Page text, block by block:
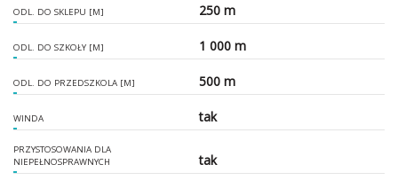
ODL. DO SKLEPU [M] 250 m
ODL. DO SZKOŁY [M] 1 000 m
ODL. DO PRZEDSZKOLA [M] 500 m
WINDA tak
PRZYSTOSOWANIA DLA
NIEPEŁNOSPRAWNYCH
tak